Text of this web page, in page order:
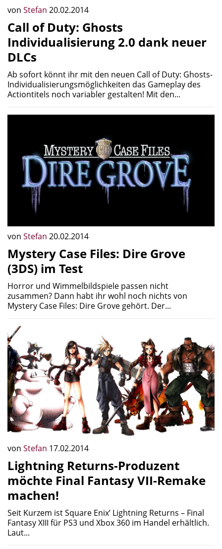
von Stefan 20.02.2014
Call of Duty: Ghosts
Individualisierung 2.0 dank neuer
DLCs
Ab sofort könnt ihr mit den neuen Call of Duty: Ghosts-
Individualisierungsmöglichkeiten das Gameplay des
Actiontitels noch variabler gestalten! Mit den...
von Stefan 20.02.2014
Mystery Case Files: Dire Grove
(3DS) im Test
Horror und Wimmelbildspiele passen nicht
zusammen? Dann habt ihr wohl noch nichts von
Mystery Case Files: Dire Grove gehört. Der...
von Stefan 17.02.2014
Lightning Returns-Produzent
möchte Final Fantasy VII-Remake
machen!
Seit Kurzem ist Square Enix’ Lightning Returns – Final
Fantasy XIII für PS3 und Xbox 360 im Handel erhältlich.
Laut...